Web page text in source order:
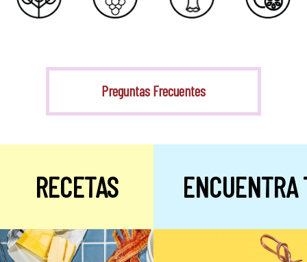
Preguntas Frecuentes
RECETAS